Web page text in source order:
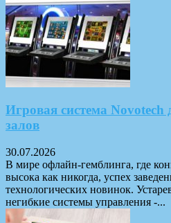
Игровая система
залов
30.07.2026
В мире офлайн-гемблинга, где
высока как никогда, успех
технологических новинок.
негибкие системы управления -...